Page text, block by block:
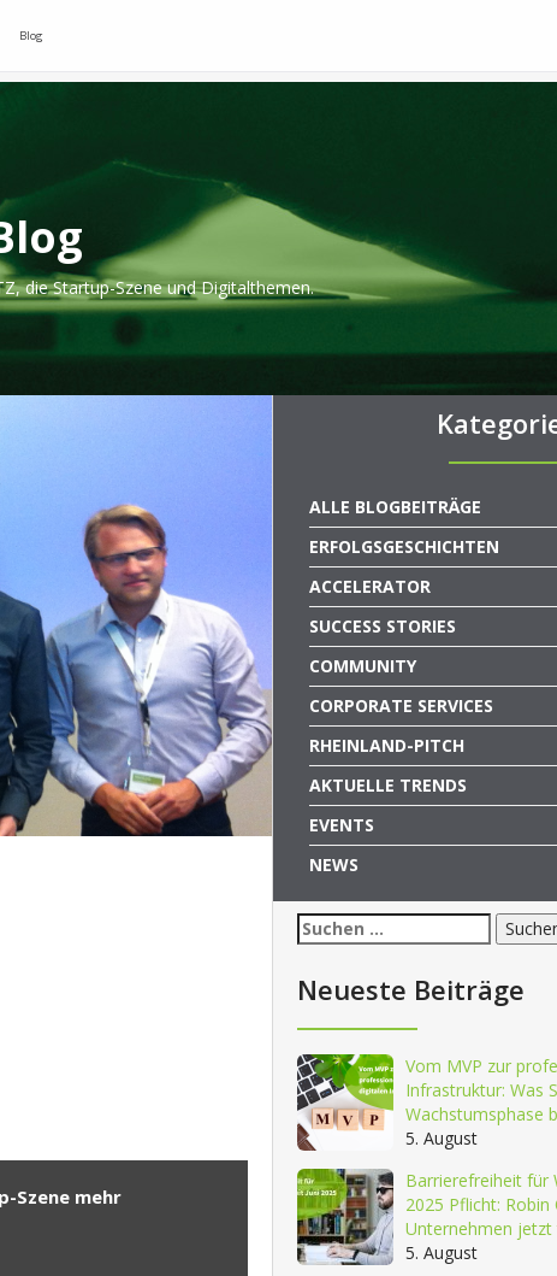
Blog
die Startup-Szene und Digitalthemen.
Szene mehr
ALLE BLOGBEITRÄGE
ERFOLGSGESCHICHTEN
ACCELERATOR
SUCCESS STORIES
COMMUNITY
CORPORATE SERVICES
RHEINLAND-PITCH
AKTUELLE TRENDS
EVENTS
NEWS
Suchen
nach:
Neueste Beiträge
Vom MVP zur
Infrastruktur: Was
Wachstumsphase
5. August
Barrierefreiheit für
2025 Pflicht:
Unternehmen jetzt
5. August